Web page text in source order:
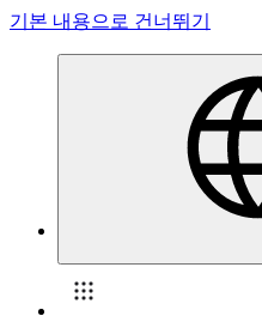
기본 내용으로 건너뛰기